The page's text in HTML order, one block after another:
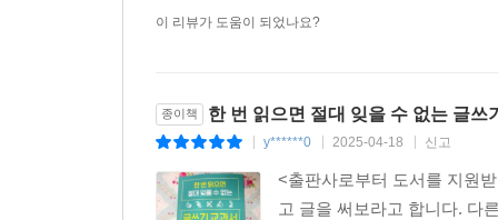
이 리뷰가 도움이 되었나요?
종이책 한 번 읽으면 절대 잊을 수 없는 글쓰
y******0 2025-04-18 신고
<출판사로부터 도서를 지원
고 글을 써보라고 합니다. 다